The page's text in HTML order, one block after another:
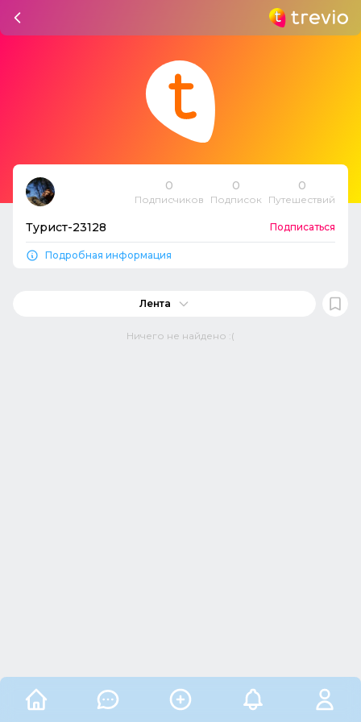
0
Подписчиков
0
Подписок
0
Путешествий
Турист-23128 Подписаться
Подробная информация
Лента
Ничего не найдено :(